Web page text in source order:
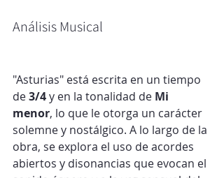
Análisis Musical
"Asturias" está escrita en un tiempo
de 3/4 y en la tonalidad de Mi
menor, lo que le otorga un carácter
solemne y nostálgico. A lo largo de la
obra, se explora el uso de acordes
abiertos y disonancias que evocan el